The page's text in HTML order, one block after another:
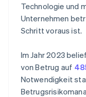
Technologie und
Unternehmen
Schritt voraus ist.
Im Jahr 2023
von Betrug auf
Notwendigkeit